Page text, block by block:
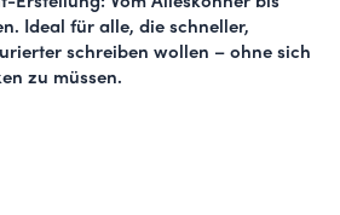
Ideal für alle, die schneller,
schreiben wollen – ohne sich
zu müssen.